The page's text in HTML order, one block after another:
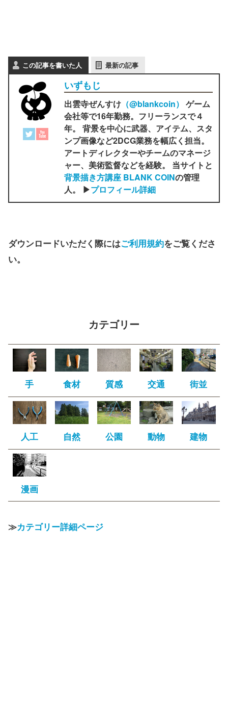
この記事を書いた人 最新の記事
いずもじ
出雲寺ぜんすけ （‎@blankcoin） ゲーム
会社等で16年勤務。フリーランスで４
年。 背景を中心に武器、アイテム、スタ
ンプ画像など2DCG業務を幅広く担当。
アートディレクターやチームのマネージ
ャー、美術監督などを経験。 当サイトと
背景描き方講座 BLANK COINの管理
人。 ▶プロフィール詳細
ダウンロードいただく際にはご利用規約をご覧くださ
い。
カテゴリー
手 食材 質感 交通 街並
人工 自然 公園 動物 建物
漫画
≫カテゴリー詳細ページ